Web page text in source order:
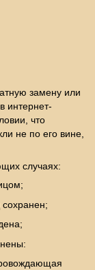
замену или
интернет-
что
не по его вине,
случаях: